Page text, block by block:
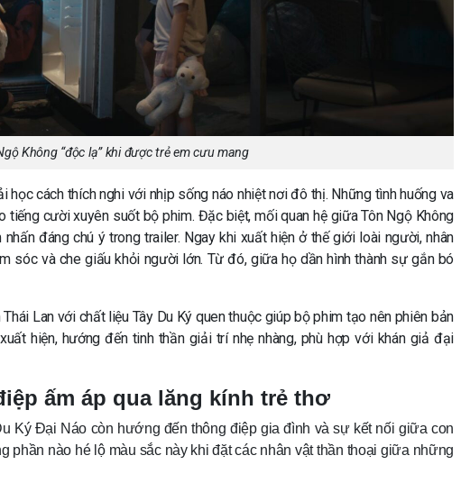
Không “độc lạ” khi được trẻ em cưu mang
học cách thích nghi với nhịp sống náo nhiệt nơi đô thị. Những tình huống va
cười xuyên suốt bộ phim. Đặc biệt, mối quan hệ giữa Tôn Ngộ Không
đáng chú ý trong trailer. Ngay khi xuất hiện ở thế giới loài người, nhân
sóc và che giấu khỏi người lớn. Từ đó, giữa họ dần hình thành sự gắn bó
Lan với chất liệu Tây Du Ký quen thuộc giúp bộ phim tạo nên phiên bản
hiện, hướng đến tinh thần giải trí nhẹ nhàng, phù hợp với khán giả đại
ấm áp qua lăng kính trẻ thơ
Ký Đại Náo còn hướng đến thông điệp gia đình và sự kết nối giữa con
phần nào hé lộ màu sắc này khi đặt các nhân vật thần thoại giữa những